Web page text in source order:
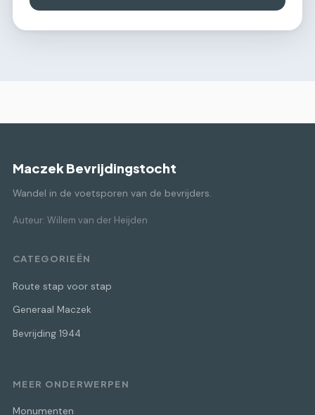
Maczek Bevrijdingstocht
Wandel in de voetsporen van de bevrijders.
Auteur: Willem van der Heijden
CATEGORIEËN
Route stap voor stap
Generaal Maczek
Bevrijding 1944
MEER ONDERWERPEN
Monumenten